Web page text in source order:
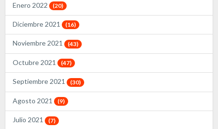
Enero 2022 (20)
Diciembre 2021 (16)
Noviembre 2021 (43)
Octubre 2021 (47)
Septiembre 2021 (30)
Agosto 2021 (9)
Julio 2021 (7)